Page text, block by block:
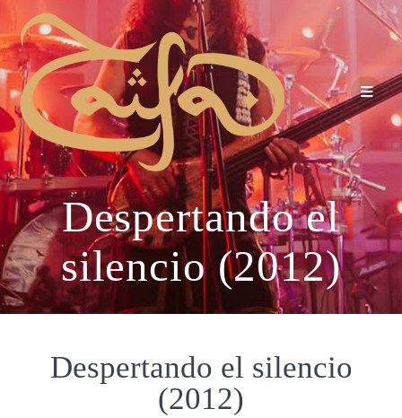
Despertando el
silencio (2012)
Despertando el silencio
(2012)